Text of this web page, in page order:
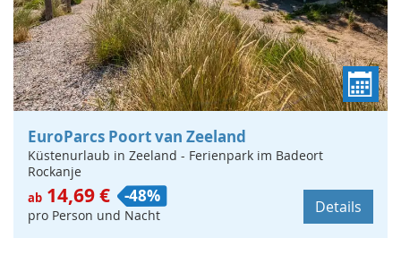
EuroParcs Poort van Zeeland
Küstenurlaub in Zeeland - Ferienpark im Badeort
Rockanje
ab 14,69 € -48%
pro Person und Nacht Details